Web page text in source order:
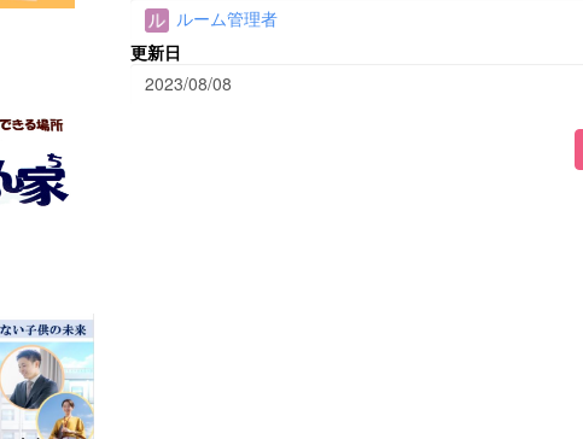
ルーム管理者
更新日
2023/08/08